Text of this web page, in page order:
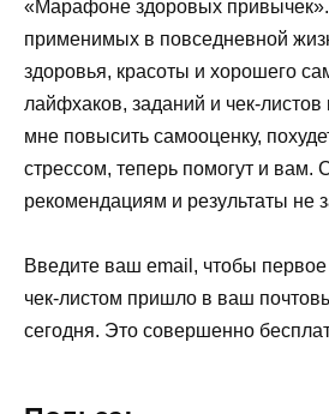
«Марафоне здоровых привычек».
применимых в повседневной
здоровья, красоты и хорошего
лайфхаков, заданий и чек-листов
мне повысить самооценку,
стрессом, теперь помогут и вам.
рекомендациям и результаты не
Введите ваш email , чтобы
чек-листом пришло в ваш
сегодня. Это совершенно